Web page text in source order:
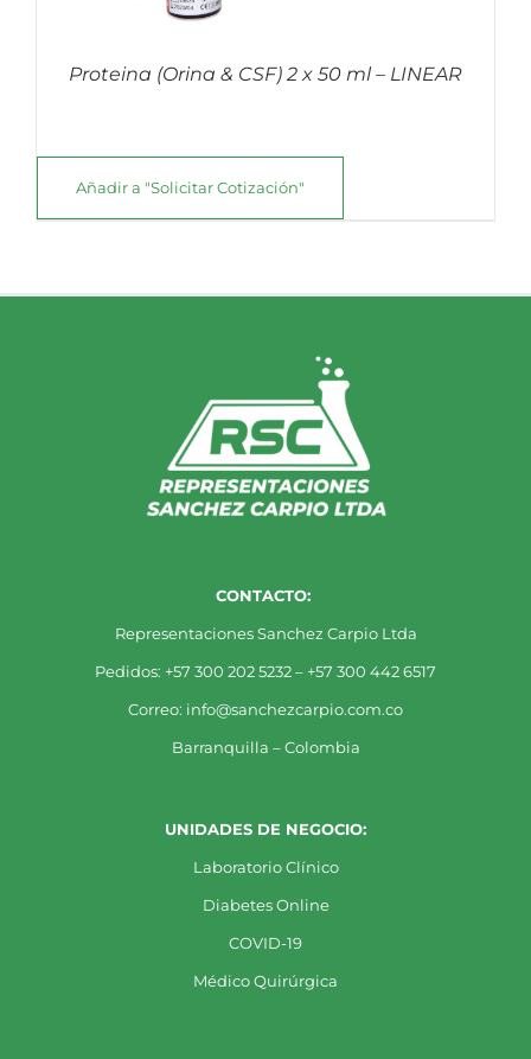
Proteina (Orina & CSF) 2 x 50 ml – LINEAR
Añadir a "Solicitar Cotización"
CONTACTO:
Representaciones Sanchez Carpio Ltda
Pedidos: +57 300 202 5232 – +57 300 442 6517
Correo: info@sanchezcarpio.com.co
Barranquilla – Colombia
UNIDADES DE NEGOCIO:
Laboratorio Clínico
Diabetes Online
COVID-19
Médico Quirúrgica